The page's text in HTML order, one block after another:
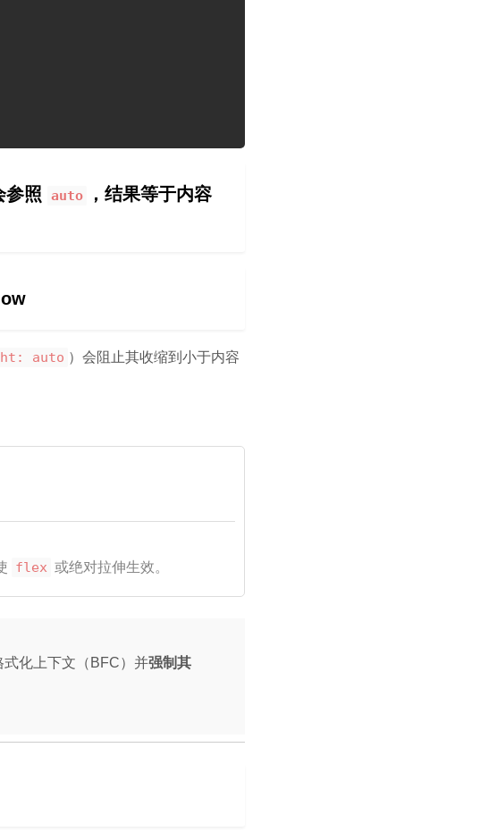
参照 auto
，结果等于内容
auto ）会阻止其收缩到小于内容
flex 或绝对拉伸生效。
化上下文（BFC）并强制其